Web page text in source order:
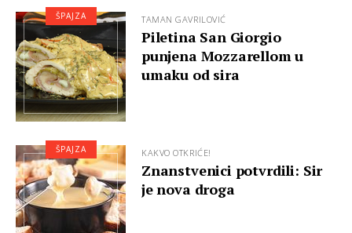
TAMAN GAVRILOVIĆ
Piletina San Giorgio
punjena Mozzarellom u
umaku od sira
ŠPAJZA
KAKVO OTKRIĆE!
Znanstvenici potvrdili: Sir
je nova droga
ŠPAJZA